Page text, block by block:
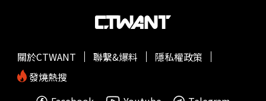
關於CTWANT 聯繫&爆料
隱私權政策
發燒熱搜